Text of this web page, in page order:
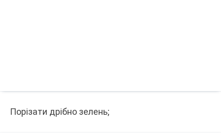
Порізати дрібно зелень;